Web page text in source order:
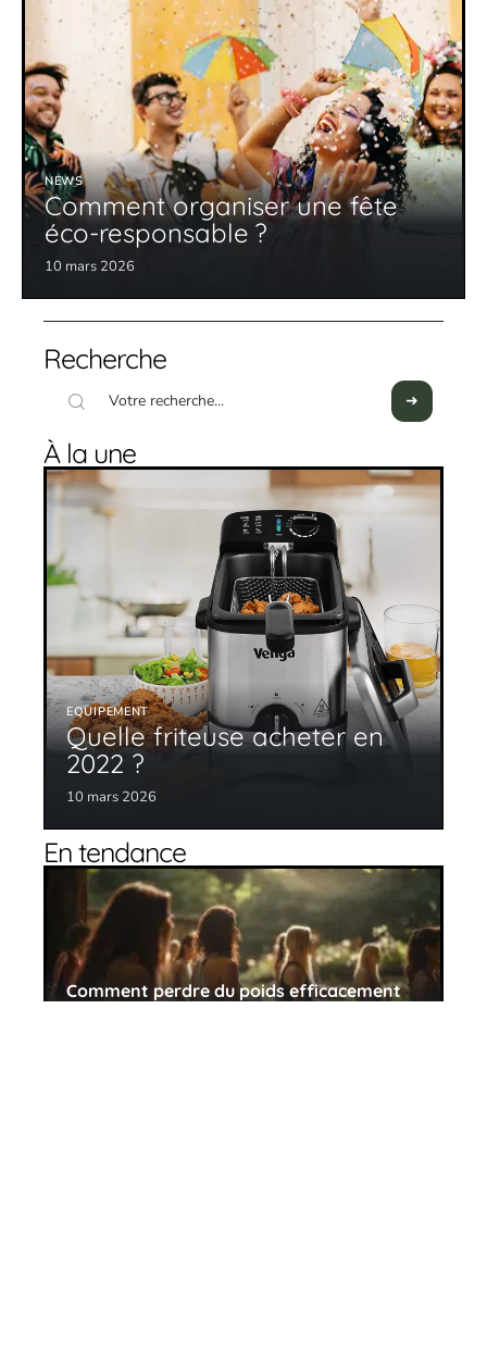
NEWS
Comment organiser une fête
éco-responsable ?
10 mars 2026
Recherche
À la une
EQUIPEMENT
Quelle friteuse acheter en
2022 ?
10 mars 2026
En tendance
Comment perdre du poids efficacement
en limitant les graisses